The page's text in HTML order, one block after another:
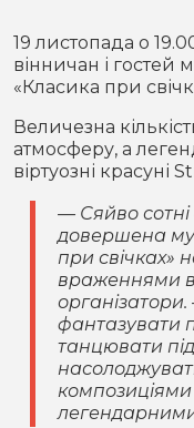
Конфлікти
Партнери
Спорт
Футбол
Контакти
19 листопада о
вінничан і гостей
«Класика при
Величезна
атмосферу, а
віртуозні красуні
— Сяйво сотні
довершена
при свічках»
враженнями
фантазувати
танцювати
композиціями